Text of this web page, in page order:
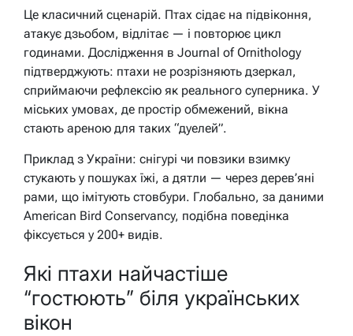
Це класичний сценарій. Птах сідає на підвіконня,
атакує дзьобом, відлітає — і повторює цикл
годинами. Дослідження в Journal of Ornithology
підтверджують: птахи не розрізняють дзеркал,
сприймаючи рефлексію як реального суперника. У
міських умовах, де простір обмежений, вікна
стають ареною для таких “дуелей”.
Приклад з України: снігурі чи повзики взимку
стукають у пошуках їжі, а дятли — через дерев’яні
рами, що імітують стовбури. Глобально, за даними
American Bird Conservancy, подібна поведінка
фіксується у 200+ видів.
Які птахи найчастіше
“гостюють” біля українських
вікон